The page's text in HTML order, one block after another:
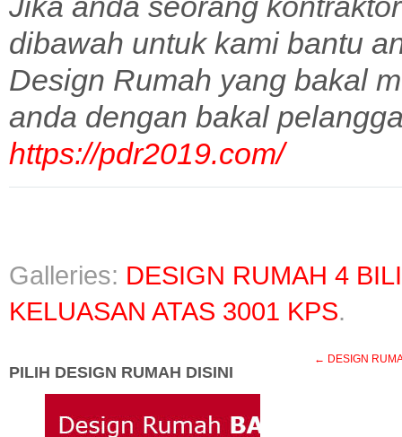
dibawah untuk kami bantu
Design Rumah yang bakal
anda dengan bakal
https://pdr2019.com/
Galleries: DESIGN RUMAH 4
KELUASAN ATAS 3001 KPS.
← DESIGN
PILIH DESIGN RUMAH DISINI